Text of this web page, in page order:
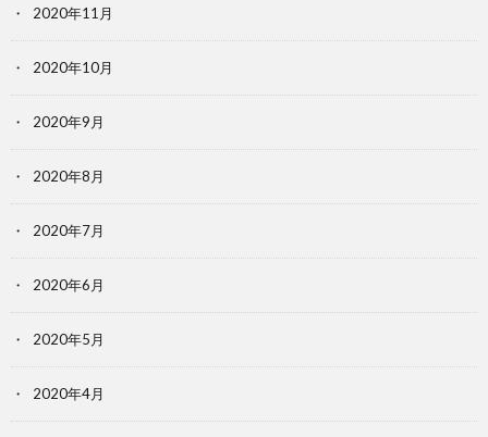
2020年11月
2020年10月
2020年9月
2020年8月
2020年7月
2020年6月
2020年5月
2020年4月